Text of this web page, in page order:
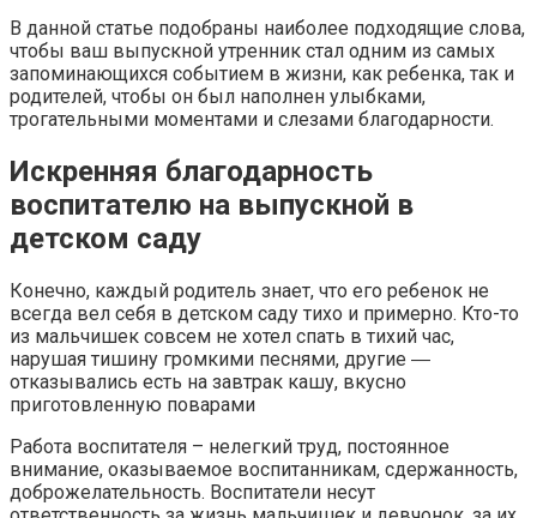
В данной статье подобраны наиболее подходящие слова,
чтобы ваш выпускной утренник стал одним из самых
запоминающихся событием в жизни, как ребенка, так и
родителей, чтобы он был наполнен улыбками,
трогательными моментами и слезами благодарности.
Искренняя благодарность
воспитателю на выпускной в
детском саду
Конечно, каждый родитель знает, что его ребенок не
всегда вел себя в детском саду тихо и примерно. Кто-то
из мальчишек совсем не хотел спать в тихий час,
нарушая тишину громкими песнями, другие ―
отказывались есть на завтрак кашу, вкусно
приготовленную поварами
Работа воспитателя – нелегкий труд, постоянное
внимание, оказываемое воспитанникам, сдержанность,
доброжелательность. Воспитатели несут